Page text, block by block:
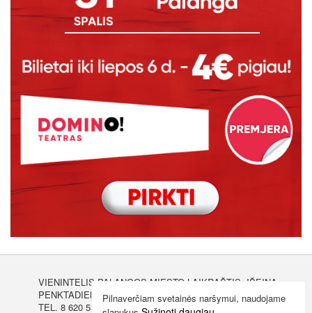
VIENINTELIS PALANGOS MIESTO LAIKRAŠTIS, IŠEINA
PENKTADIENIAIS
TEL. 8 620 53440
Pilnaverčiam svetainės naršymui, naudojame